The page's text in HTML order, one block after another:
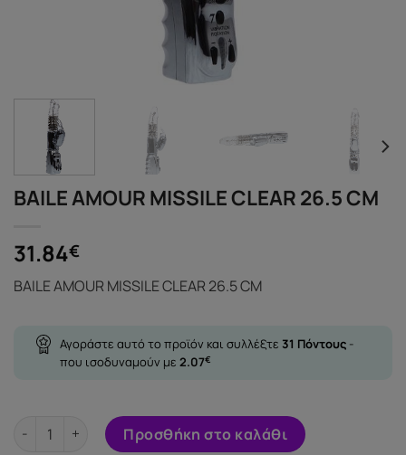
BAILE AMOUR MISSILE CLEAR 26.5 CM
31.84€
BAILE AMOUR MISSILE CLEAR 26.5 CM
Αγοράστε αυτό το προϊόν και συλλέξτε 31 Πόντους -
που ισοδυναμούν με 2.07€
BAILE AMOUR MISSILE CLEAR 26.5 CM ποσότητα
Προσθήκη στο καλάθι